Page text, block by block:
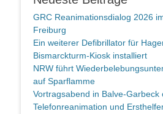
GRC Reanimationsdialog 2026
Freiburg
Ein weiterer Defibrillator für
Bismarckturm-Kiosk installiert
NRW führt
auf Sparflamme
Vortragsabend in Balve-Garbeck
Telefonreanimation und